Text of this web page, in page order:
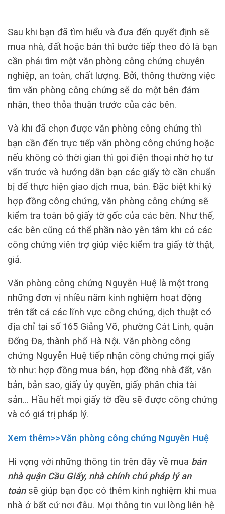
Sau khi bạn đã tìm hiểu và đưa đến quyết định sẽ
mua nhà, đất hoặc bán thì bước tiếp theo đó là bạn
cần phải tìm một văn phòng công chứng chuyên
nghiệp, an toàn, chất lượng. Bởi, thông thường việc
tìm văn phòng công chứng sẽ do một bên đảm
nhận, theo thỏa thuận trước của các bên.
Và khi đã chọn được văn phòng công chứng thì
bạn cần đến trực tiếp văn phòng công chứng hoặc
nếu không có thời gian thì gọi điện thoại nhờ họ tư
vấn trước và hướng dẫn bạn các giấy tờ cần chuẩn
bị để thực hiện giao dịch mua, bán. Đặc biệt khi ký
hợp đồng công chứng, văn phòng công chứng sẽ
kiểm tra toàn bộ giấy tờ gốc của các bên. Như thế,
các bên cũng có thể phần nào yên tâm khi có các
công chứng viên trợ giúp việc kiểm tra giấy tờ thật,
giả.
Văn phòng công chứng Nguyễn Huệ là một trong
những đơn vị nhiều năm kinh nghiệm hoạt động
trên tất cả các lĩnh vực công chứng, dịch thuật có
địa chỉ tại số 165 Giảng Võ, phường Cát Linh, quận
Đống Đa, thành phố Hà Nội. Văn phòng công
chứng Nguyễn Huệ tiếp nhận công chứng mọi giấy
tờ như: hợp đồng mua bán, hợp đồng nhà đất, văn
bản, bản sao, giấy ủy quyền, giấy phân chia tài
sản… Hầu hết mọi giấy tờ đều sẽ được công chứng
và có giá trị pháp lý.
Xem thêm>>Văn phòng công chứng Nguyễn Huệ
Hi vọng với những thông tin trên đây về mua bán
nhà quận Cầu Giấy, nhà chính chủ pháp lý an
toànsẽ giúp bạn đọc có thêm kinh nghiệm khi mua
nhà ở bất cứ nơi đâu. Mọi thông tin vui lòng liên hệ